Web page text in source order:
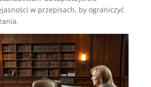
w przepisach, by ograniczyć